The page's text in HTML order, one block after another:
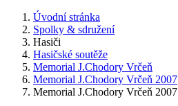
Úvodní stránka
Spolky & sdružení
Hasiči
Hasičské soutěže
Memorial J.Chodory Vrčeň
Memorial J.Chodory Vrčeň 2007
Memorial J.Chodory Vrčeň 2007